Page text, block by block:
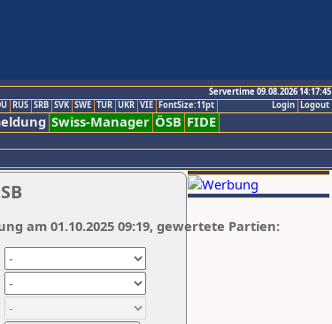
Servertime 09.08.2026 14:17:45
Logout
Login
RUS SRB SVK SWE TUR UKR VIE FontSize:11pt
Swiss-Manager ÖSB FIDE
am 01.10.2025 09:19, gewertete Partien: